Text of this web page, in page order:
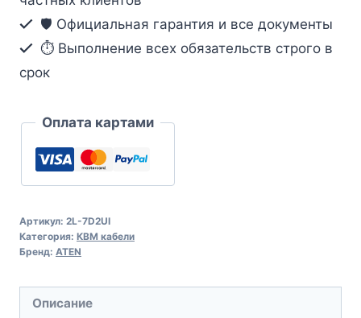
(1.8м)🛡️ Официальная гарантия и все документы
⏱ Выполнение всех обязательств строго в
срок
Оплата картами
Артикул: 2L-7D2UI
Категория: КВМ кабели
Бренд: ATEN
Описание